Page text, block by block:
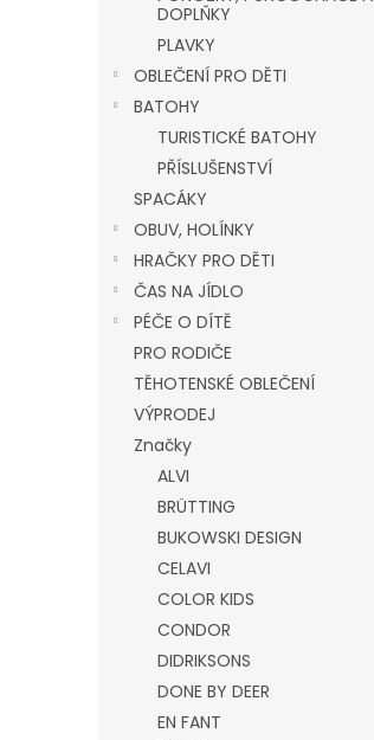
DOPLŇKY
PLAVKY
OBLEČENÍ PRO DĚTI
BATOHY
TURISTICKÉ BATOHY
PŘÍSLUŠENSTVÍ
SPACÁKY
OBUV, HOLÍNKY
HRAČKY PRO DĚTI
ČAS NA JÍDLO
PÉČE O DÍTĚ
PRO RODIČE
TĚHOTENSKÉ OBLEČENÍ
VÝPRODEJ
Značky
ALVI
BRÜTTING
BUKOWSKI DESIGN
CELAVI
COLOR KIDS
CONDOR
DIDRIKSONS
DONE BY DEER
EN FANT